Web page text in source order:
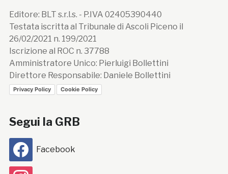
Editore: BLT s.r.l.s. - P.IVA 02405390440
Testata iscritta al Tribunale di Ascoli Piceno il
26/02/2021 n. 199/2021
Iscrizione al ROC n. 37788
Amministratore Unico: Pierluigi Bollettini
Direttore Responsabile: Daniele Bollettini
Privacy Policy Cookie Policy
Segui la GRB
Facebook